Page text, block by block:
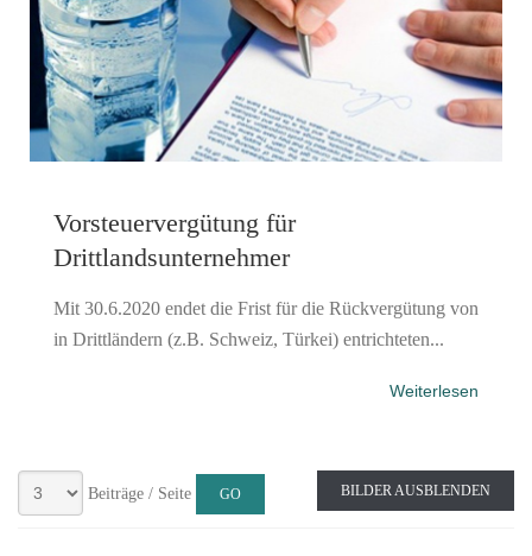
Vorsteuervergütung für
Drittlandsunternehmer
Mit 30.6.2020 endet die Frist für die Rückvergütung von
in Drittländern (z.B. Schweiz, Türkei) entrichteten...
Weiterlesen
Beiträge / Seite BILDER AUSBLENDEN